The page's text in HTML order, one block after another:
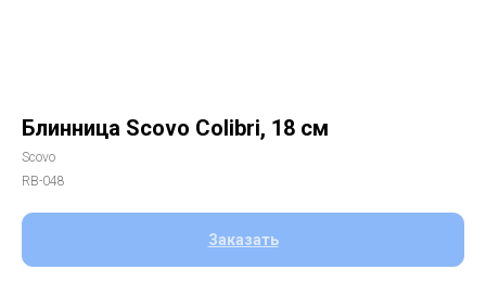
Блинница Scovo Colibri, 18 см
Scovo
RB-048
Заказать